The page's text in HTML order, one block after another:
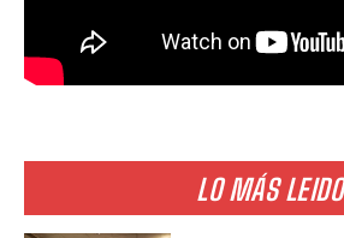
LO MÁS LEIDO